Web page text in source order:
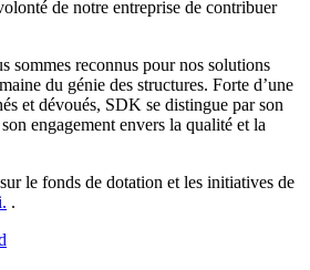
de notre entreprise de contribuer
sommes reconnus pour nos solutions
du génie des structures. Forte d’une
et dévoués, SDK se distingue par son
engagement envers la qualité et la
le fonds de dotation et les initiatives de
.